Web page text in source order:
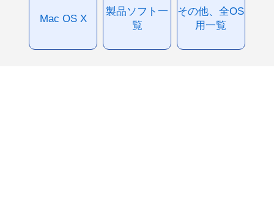
Mac OS X
製品ソフト一
覧
その他、全OS
用一覧